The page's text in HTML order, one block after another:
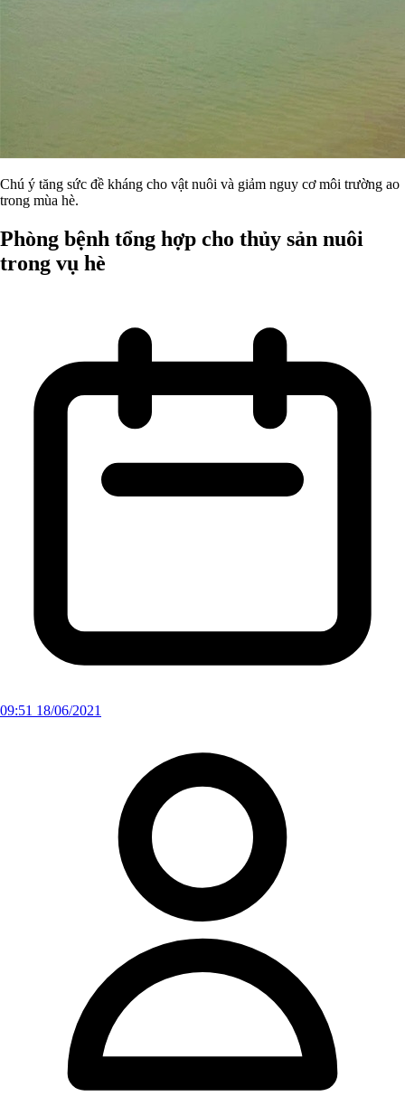
Chú ý tăng sức đề kháng cho vật nuôi và giảm nguy cơ môi trường ao
trong mùa hè.
Phòng bệnh tổng hợp cho thủy sản nuôi
trong vụ hè
09:51 18/06/2021